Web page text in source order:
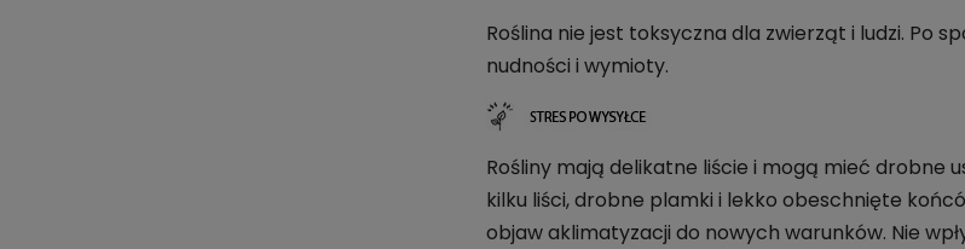
Roślina nie jest toksyczna dla zwierząt i ludzi. Po
nudności i wymioty.
Rośliny mają delikatne liście i mogą mieć drobne
kilku liści, drobne plamki i lekko obeschnięte
objaw aklimatyzacji do nowych warunków. Nie